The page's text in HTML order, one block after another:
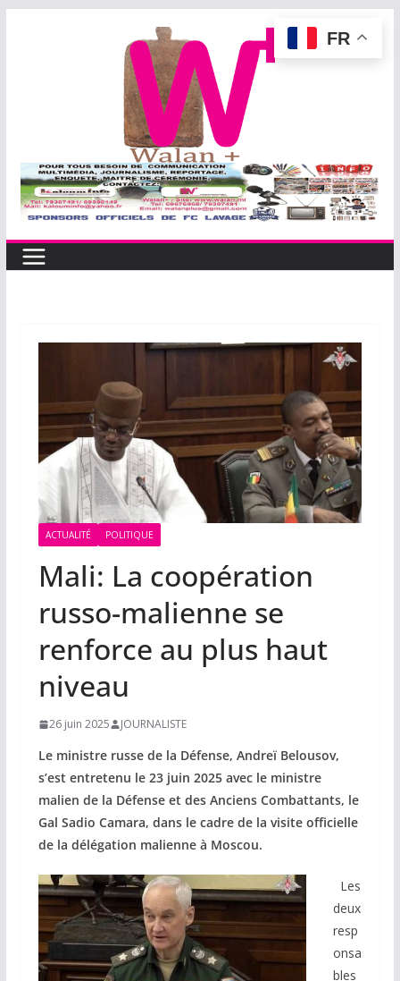
ACTUALITÉ POLITIQUE
Mali: La coopération
russo-malienne se
renforce au plus haut
niveau
26 juin 2025 JOURNALISTE
Le ministre russe de la Défense, Andreï Belousov,
s’est entretenu le 23 juin 2025 avec le ministre
malien de la Défense et des Anciens Combattants, le
Gal Sadio Camara, dans le cadre de la visite officielle
de la délégation malienne à Moscou.
Les
deux
resp
onsa
bles
FR